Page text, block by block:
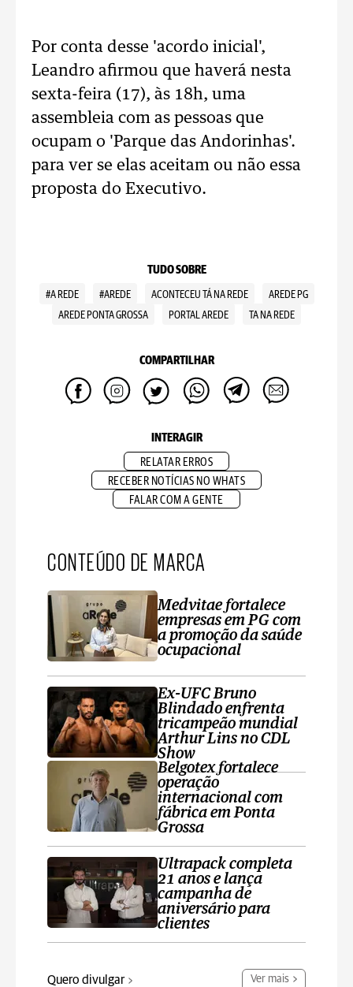
Por conta desse 'acordo inicial',
Leandro afirmou que haverá nesta
sexta-feira (17), às 18h, uma
assembleia com as pessoas que
ocupam o 'Parque das Andorinhas'.
para ver se elas aceitam ou não essa
proposta do Executivo.
TUDO SOBRE
#A REDE #AREDE ACONTECEU TÁ NA REDE
AREDE PG
AREDE PONTA GROSSA
PORTAL AREDE TA NA REDE
COMPARTILHAR
INTERAGIR
RELATAR ERROS
RECEBER NOTÍCIAS NO WHATS
FALAR COM A GENTE
CONTEÚDO DE MARCA
Medvitae fortalece
empresas em PG com
a promoção da saúde
ocupacional
Ex-UFC Bruno
Blindado enfrenta
tricampeão mundial
Arthur Lins no CDL
Show
Belgotex fortalece
operação
internacional com
fábrica em Ponta
Grossa
Ultrapack completa
21 anos e lança
campanha de
aniversário para
clientes
Quero divulgar Ver mais